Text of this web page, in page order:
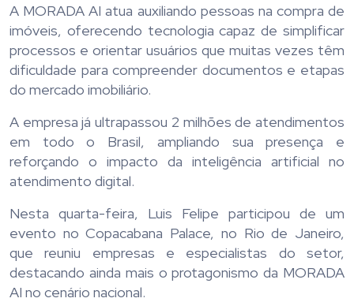
A MORADA AI atua auxiliando pessoas na compra de
imóveis, oferecendo tecnologia capaz de simplificar
processos e orientar usuários que muitas vezes têm
dificuldade para compreender documentos e etapas
do mercado imobiliário.
A empresa já ultrapassou 2 milhões de atendimentos
em todo o Brasil, ampliando sua presença e
reforçando o impacto da inteligência artificial no
atendimento digital.
Nesta quarta-feira, Luis Felipe participou de um
evento no Copacabana Palace, no Rio de Janeiro,
que reuniu empresas e especialistas do setor,
destacando ainda mais o protagonismo da MORADA
AI no cenário nacional.